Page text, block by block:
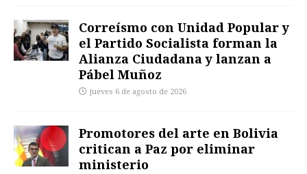
Correísmo con Unidad Popular y
el Partido Socialista forman la
Alianza Ciudadana y lanzan a
Pábel Muñoz
jueves 6 de agosto de 2026
Promotores del arte en Bolivia
critican a Paz por eliminar
ministerio